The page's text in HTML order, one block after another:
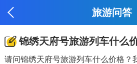
旅游问答
锦绣天府号旅游列车什么
请问锦绣天府号旅游列车什么价格？